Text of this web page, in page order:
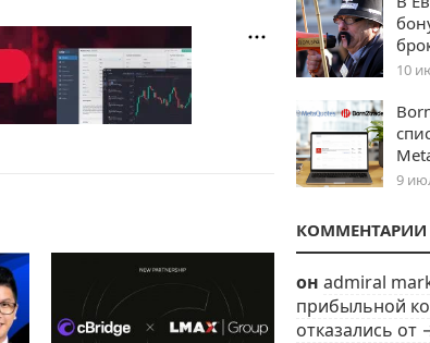
10
9
КОММЕНТАРИИ
он admiral
прибыльной
отказались от